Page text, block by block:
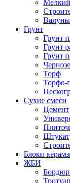
Валуны
Грунт
Грунт
Грунт
Грунт
Торф
Торфо-
Сухие смеси
Цемент
Блоки
ЖБИ